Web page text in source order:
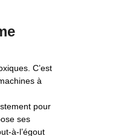
C’est
à
pour
ses
à-l’égout